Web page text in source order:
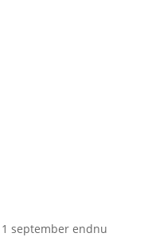
september endnu